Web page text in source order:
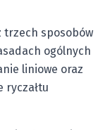
trzech sposobów
ogólnych
liniowe oraz
ryczałtu